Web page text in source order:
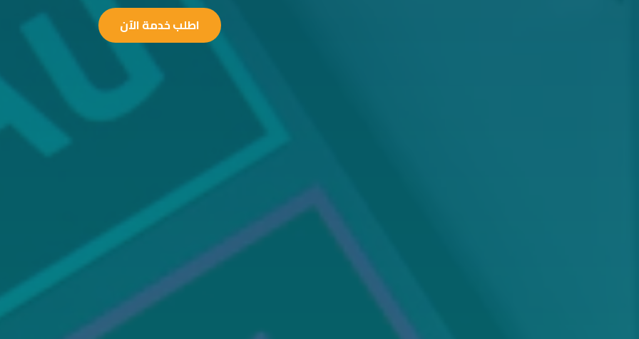
اطلب خدمة الآن